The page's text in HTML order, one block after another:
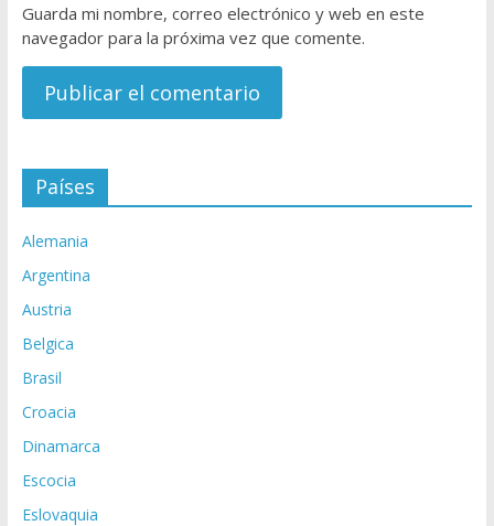
Guarda mi nombre, correo electrónico y web en este
navegador para la próxima vez que comente.
l
t
r
n
a
t
v
e
:
Países
Alemania
Argentina
Austria
Belgica
Brasil
Croacia
Dinamarca
Escocia
Eslovaquia